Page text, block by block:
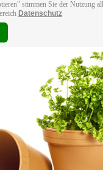
stimmen Sie der Nutzung
Datenschutz